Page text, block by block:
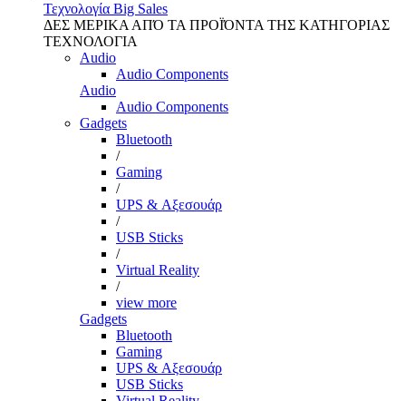
Τεχνολογία Big Sales
ΔΕΣ ΜΕΡΙΚΑ ΑΠΌ ΤΑ ΠΡΟΪΌΝΤΑ ΤΗΣ ΚΑΤΗΓΟΡΙΑΣ
ΤΕΧΝΟΛΟΓΙΑ
Audio
Audio Components
Audio
Audio Components
Gadgets
Bluetooth
/
Gaming
/
UPS & Αξεσουάρ
/
USB Sticks
/
Virtual Reality
/
view more
Gadgets
Bluetooth
Gaming
UPS & Αξεσουάρ
USB Sticks